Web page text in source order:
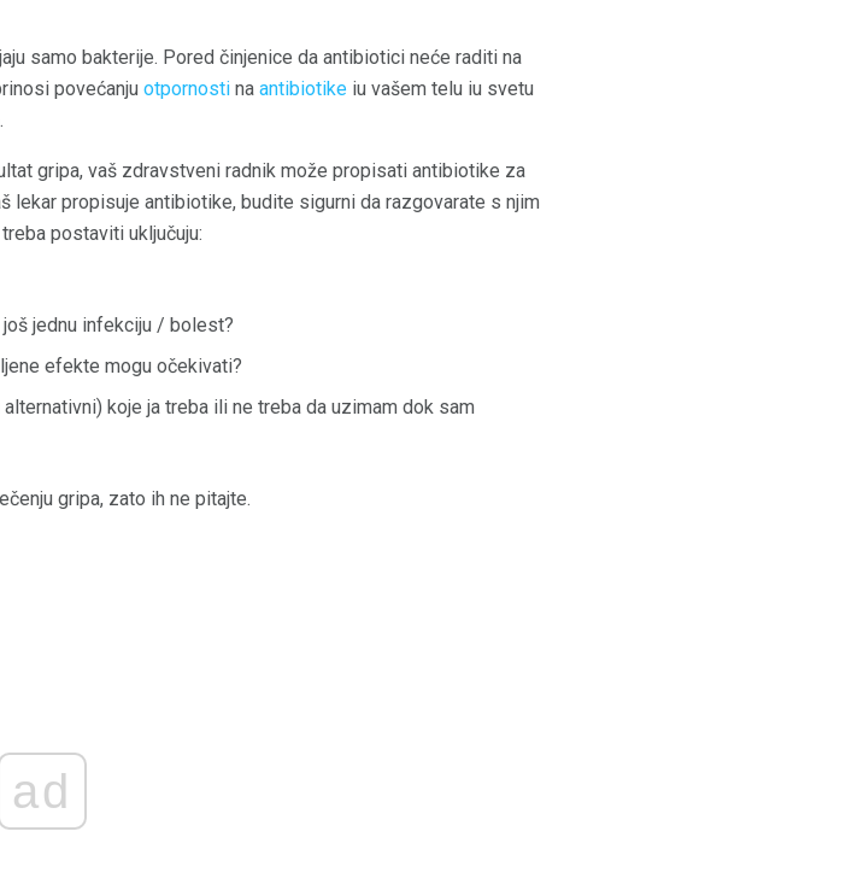
samo bakterije. Pored činjenice da antibiotici neće raditi na
povećanju otpornosti na antibiotike iu vašem telu iu svetu
gripa, vaš zdravstveni radnik može propisati antibiotike za
lekar propisuje antibiotike, budite sigurni da razgovarate s njim
postaviti uključuju:
jednu infekciju / bolest?
efekte mogu očekivati?
koje ja treba ili ne treba da uzimam dok sam
gripa, zato ih ne pitajte.
ad